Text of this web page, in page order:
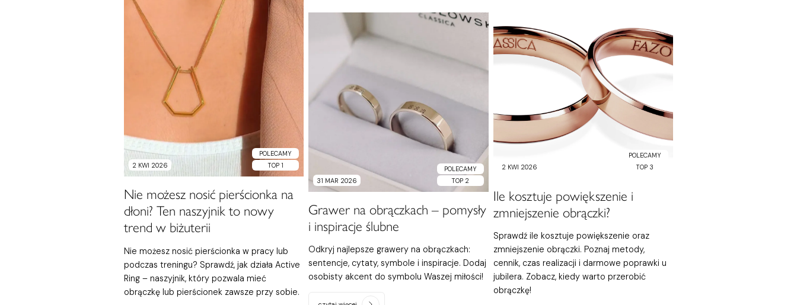
2 KWI 2026
POLECAMY
TOP 1
Nie możesz nosić pierścionka na
dłoni? Ten naszyjnik to nowy
trend w biżuterii
Nie możesz nosić pierścionka w pracy lub
podczas treningu? Sprawdź, jak działa Active
Ring – naszyjnik, który pozwala mieć
obrączkę lub pierścionek zawsze przy sobie.
31 MAR 2026
POLECAMY
TOP 2
Grawer na obrączkach – pomysły
i inspiracje ślubne
Odkryj najlepsze grawery na obrączkach:
sentencje, cytaty, symbole i inspiracje. Dodaj
osobisty akcent do symbolu Waszej miłości!
2 KWI 2026
POLECAMY
TOP 3
Ile kosztuje powiększenie i
zmniejszenie obrączki?
Sprawdź ile kosztuje powiększenie oraz
zmniejszenie obrączki. Poznaj metody,
cennik, czas realizacji i darmowe poprawki u
jubilera. Zobacz, kiedy warto przerobić
obrączkę!